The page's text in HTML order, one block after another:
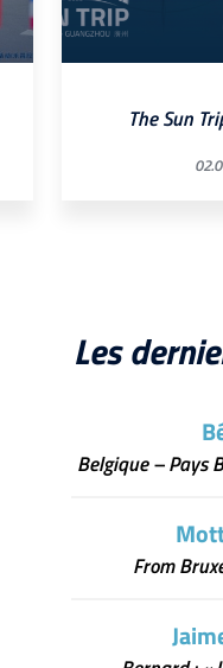
The Sun
Les
Belgique – Pays
From